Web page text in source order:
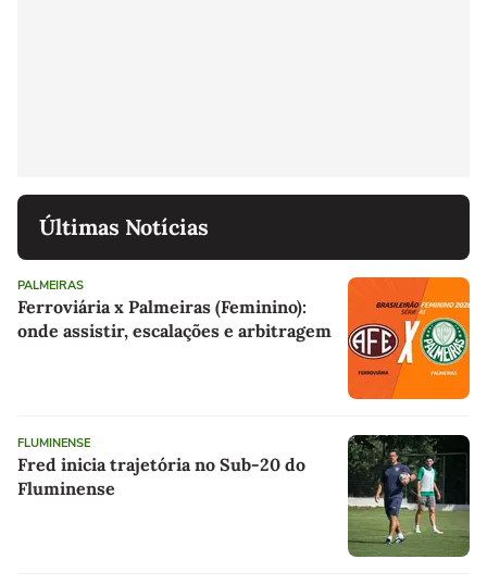
Últimas Notícias
PALMEIRAS
Ferroviária x Palmeiras (Feminino):
onde assistir, escalações e arbitragem
FLUMINENSE
Fred inicia trajetória no Sub-20 do
Fluminense